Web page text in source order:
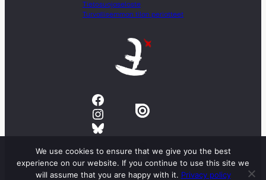
Tietosuojaseloste
Turvallisemman tilan periatteet
Facebook
Instagram
Bluesky
We use cookies to ensure that we give you the best
experience on our website. If you continue to use this site we
will assume that you are happy with it. Privacy policy